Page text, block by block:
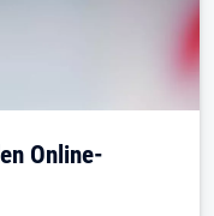
Online-